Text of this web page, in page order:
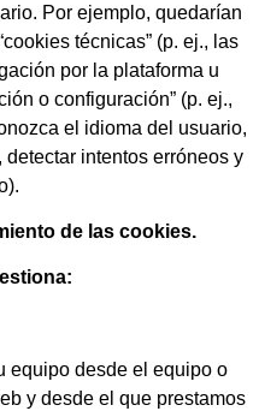
Por ejemplo, quedarían
técnicas” (p. ej., las
por la plataforma u
o configuración” (p. ej.,
el idioma del usuario,
detectar intentos erróneos y
de las cookies.
equipo desde el equipo o
y desde el que prestamos